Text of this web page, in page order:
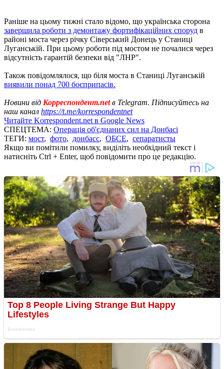
Раніше на цьому тижні стало відомо, що українська сторона
завершила роботи з демонтажу фортифікаційних споруд в
районі моста через річку Сіверський Донець у Станиці
Луганській. При цьому роботи під мостом не почалися через
відсутність гарантій безпеки від "ЛНР".
Також повідомлялося, що біля моста в Станиці Луганській
виявили понад 700 боєприпасів.
Новини від Корреспондент.netв Telegram. Підписуйтесь на
наш канал https://t.me/korrespondentnet
Читайте Korrespondent.net в Google News
СПЕЦТЕМА: Операція об'єднаних сил на Донбасі
ТЕГИ: мост, фото, донбасс, ОБСЕ, сепаратисты
Якщо ви помітили помилку, виділіть необхідний текст і
натисніть Ctrl + Enter, щоб повідомити про це редакцію.